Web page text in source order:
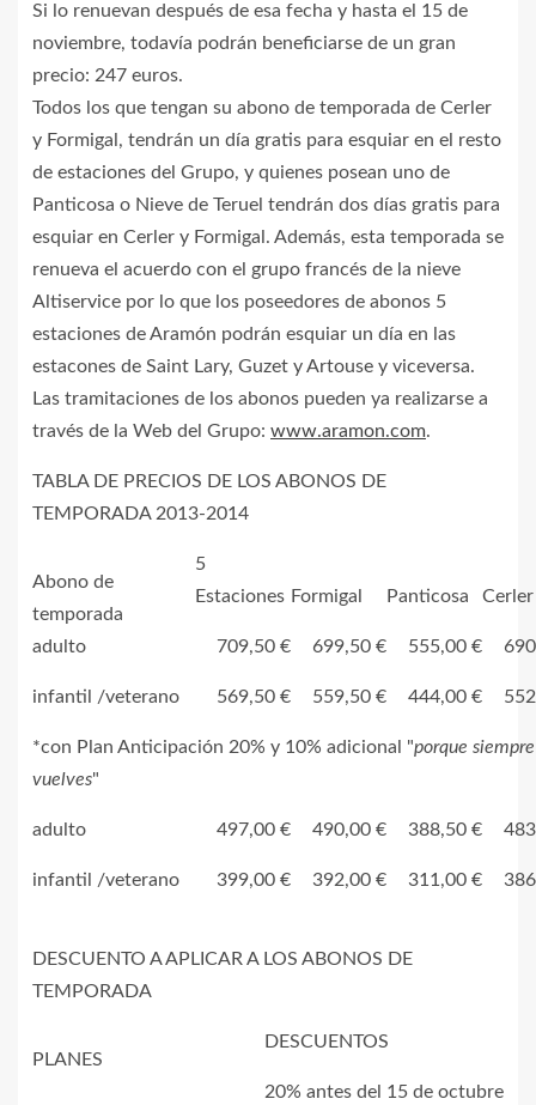
Si lo renuevan después de esa fecha y hasta el 15 de
noviembre, todavía podrán beneficiarse de un gran
precio: 247 euros.
Todos los que tengan su abono de temporada de Cerler
y Formigal, tendrán un día gratis para esquiar en el resto
de estaciones del Grupo, y quienes posean uno de
Panticosa o Nieve de Teruel tendrán dos días gratis para
esquiar en Cerler y Formigal. Además, esta temporada se
renueva el acuerdo con el grupo francés de la nieve
Altiservice por lo que los poseedores de abonos 5
estaciones de Aramón podrán esquiar un día en las
estacones de Saint Lary, Guzet y Artouse y viceversa.
Las tramitaciones de los abonos pueden ya realizarse a
través de la Web del Grupo: www.aramon.com.
TABLA DE PRECIOS DE LOS ABONOS DE
TEMPORADA 2013-2014
Abono de
temporada
5
Estaciones Formigal Panticosa Cerler
adulto 709,50 € 699,50 € 555,00 €
infantil /veterano 569,50 € 559,50 € 444,00 €
*con Plan Anticipación 20% y 10% adicional "porque siempre
vuelves"
adulto 497,00 € 490,00 € 388,50 €
infantil /veterano 399,00 € 392,00 € 311,00 €
DESCUENTO A APLICAR A LOS ABONOS DE
TEMPORADA
PLANES
DESCUENTOS
20% antes del 15 de octubre